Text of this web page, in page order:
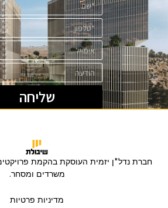
שליחה
חברת נדל"ן יזמית העוסקת בהקמת
משרדים ומסחר.
מדיניות פרטיות